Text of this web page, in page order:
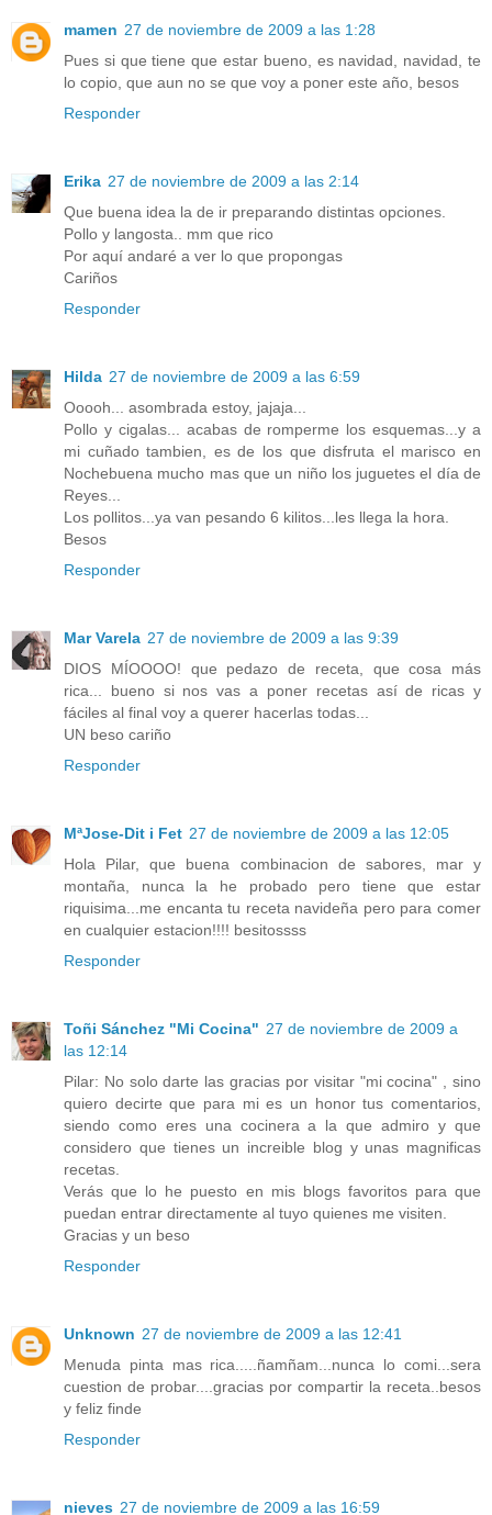
mamen 27 de noviembre de 2009 a las 1:28
Pues si que tiene que estar bueno, es navidad, navidad, te
lo copio, que aun no se que voy a poner este año, besos
Responder
Erika 27 de noviembre de 2009 a las 2:14
Que buena idea la de ir preparando distintas opciones.
Pollo y langosta.. mm que rico
Por aquí andaré a ver lo que propongas
Cariños
Responder
Hilda 27 de noviembre de 2009 a las 6:59
Ooooh... asombrada estoy, jajaja...
Pollo y cigalas... acabas de romperme los esquemas...y a
mi cuñado tambien, es de los que disfruta el marisco en
Nochebuena mucho mas que un niño los juguetes el día de
Reyes...
Los pollitos...ya van pesando 6 kilitos...les llega la hora.
Besos
Responder
Mar Varela 27 de noviembre de 2009 a las 9:39
DIOS MÍOOOO! que pedazo de receta, que cosa más
rica... bueno si nos vas a poner recetas así de ricas y
fáciles al final voy a querer hacerlas todas...
UN beso cariño
Responder
MªJose-Dit i Fet 27 de noviembre de 2009 a las 12:05
Hola Pilar, que buena combinacion de sabores, mar y
montaña, nunca la he probado pero tiene que estar
riquisima...me encanta tu receta navideña pero para comer
en cualquier estacion!!!! besitossss
Responder
Toñi Sánchez "Mi Cocina" 27 de noviembre de 2009 a
las 12:14
Pilar: No solo darte las gracias por visitar "mi cocina" , sino
quiero decirte que para mi es un honor tus comentarios,
siendo como eres una cocinera a la que admiro y que
considero que tienes un increible blog y unas magnificas
recetas.
Verás que lo he puesto en mis blogs favoritos para que
puedan entrar directamente al tuyo quienes me visiten.
Gracias y un beso
Responder
Unknown 27 de noviembre de 2009 a las 12:41
Menuda pinta mas rica.....ñamñam...nunca lo comi...sera
cuestion de probar....gracias por compartir la receta..besos
y feliz finde
Responder
nieves 27 de noviembre de 2009 a las 16:59